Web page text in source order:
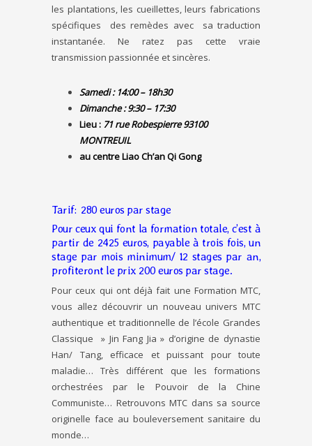
les plantations, les cueillettes, leurs fabrications
spécifiques des remèdes avec sa traduction
instantanée. Ne ratez pas cette vraie
transmission passionnée et sincères.
Samedi : 14:00 – 18h30
Dimanche : 9:30 – 17:30
Lieu : 71 rue Robespierre 93100
MONTREUIL
au centre Liao Ch’an Qi Gong
Tarif: 280 euros par stage
Pour ceux qui font la formation totale, c’est à
partir de 2425 euros, payable à trois fois, un
stage par mois minimum/ 12 stages par an,
profiteront le prix 200 euros par stage.
Pour ceux qui ont déjà fait une Formation MTC,
vous allez découvrir un nouveau univers MTC
authentique et traditionnelle de l’école Grandes
Classique » Jin Fang Jia » d’origine de dynastie
Han/ Tang, efficace et puissant pour toute
maladie… Très différent que les formations
orchestrées par le Pouvoir de la Chine
Communiste… Retrouvons MTC dans sa source
originelle face au bouleversement sanitaire du
monde…